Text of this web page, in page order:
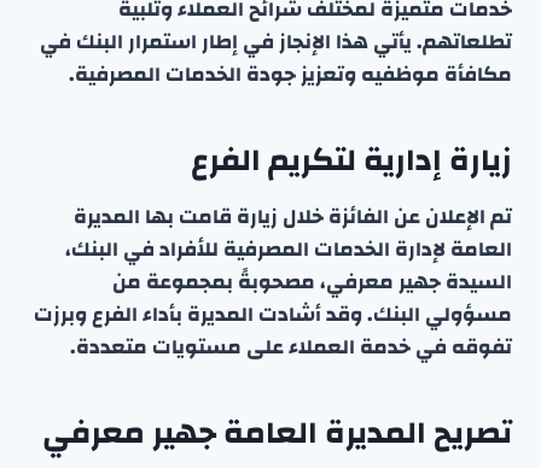
خدمات متميزة لمختلف شرائح العملاء وتلبية
تطلعاتهم. يأتي هذا الإنجاز في إطار استمرار البنك في
مكافأة موظفيه وتعزيز جودة الخدمات المصرفية.
زيارة إدارية لتكريم الفرع
تم الإعلان عن الفائزة خلال زيارة قامت بها المديرة
العامة لإدارة الخدمات المصرفية للأفراد في البنك،
السيدة جهير معرفي، مصحوبةً بمجموعة من
مسؤولي البنك. وقد أشادت المديرة بأداء الفرع وبرزت
تفوقه في خدمة العملاء على مستويات متعددة.
تصريح المديرة العامة جهير معرفي